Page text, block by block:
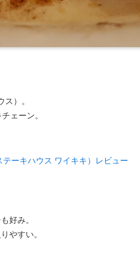
）。
ェーン。
ーキハウス ワイキキ）レビュー
好み。
やすい。